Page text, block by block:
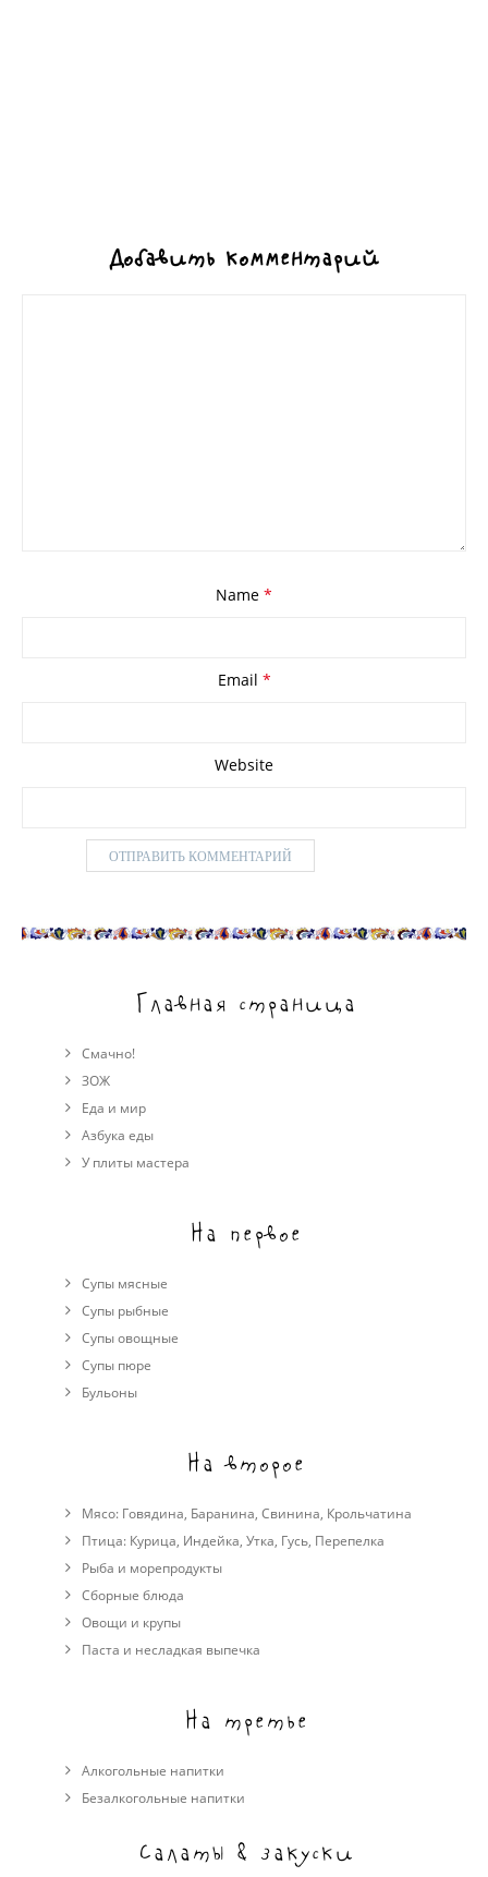
Добавить комментарий
Name *
Email *
Website
Главная страница
Смачно!
ЗОЖ
Еда и мир
Азбука еды
У плиты мастера
На первое
Супы мясные
Супы рыбные
Супы овощные
Cупы пюре
Бульоны
На второе
Мясо: Говядина, Баранина, Свинина, Крольчатина
Птица: Курица, Индейка, Утка, Гусь, Перепелка
Рыба и морепродукты
Сборные блюда
Овощи и крупы
Паста и несладкая выпечка
На третье
Алкогольные напитки
Безалкогольные напитки
Салаты & закуски